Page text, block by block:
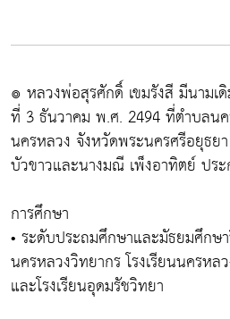
๏ หลวงพ่อสุรศักดิ์ เขมรังสี มีนามเ
ที่ 3 ธันวาคม พ.ศ. 2494 ที่ตำบลน
นครหลวง จังหวัดพระนครศรีอยุธย
บัวขาวและนางมณี เพ็งอาทิตย์ ปร
การศึกษา
• ระดับประถมศึกษาและมัธยมศึกษ
นครหลวงวิทยากร โรงเรียนนครห
และโรงเรียนอุดมรัชวิทยา